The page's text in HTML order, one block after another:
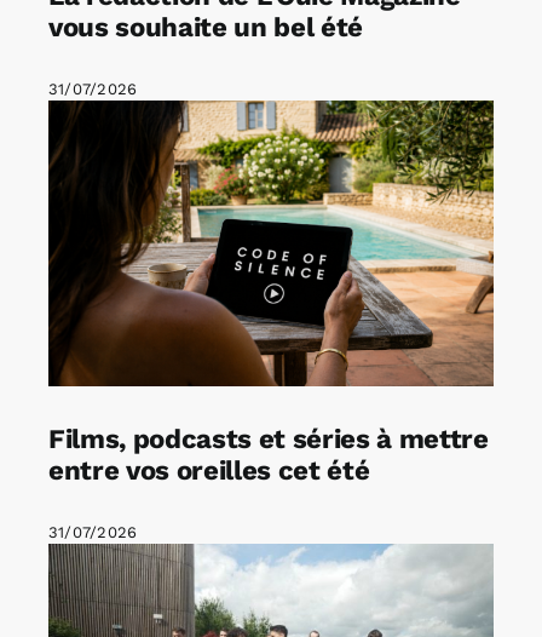
vous souhaite un bel été
31/07/2026
Films, podcasts et séries à mettre
entre vos oreilles cet été
31/07/2026